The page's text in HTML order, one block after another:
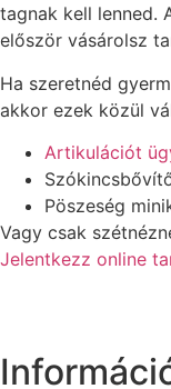
tagnak kell lenned.
először vásárolsz
Ha szeretnéd
akkor ezek közül
Artikulációt
Pöszeség
Vagy csak
Jelentkezz online